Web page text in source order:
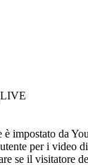
è impostato da
per i video
se il visitatore